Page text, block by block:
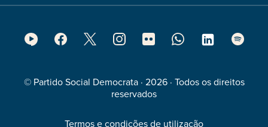
© Partido Social Democrata · 2026 · Todos os direitos
reservados
Termos e condições de utilização
Footer
Media